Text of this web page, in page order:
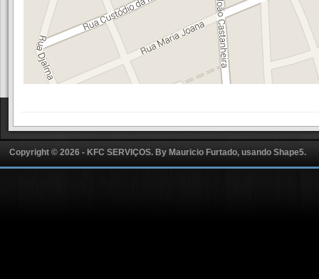
Copyright © 2026 - KFC SERVIÇOS. By Mauricio Furtado, usando Shape5.